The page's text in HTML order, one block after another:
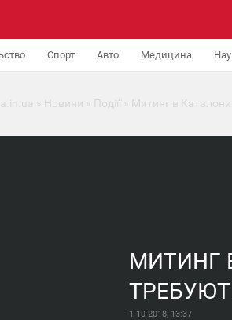
Спорт Авто Медицина
Новини Подіїї » Митинг в
МИТИНГ
1-10-2018, 13:37